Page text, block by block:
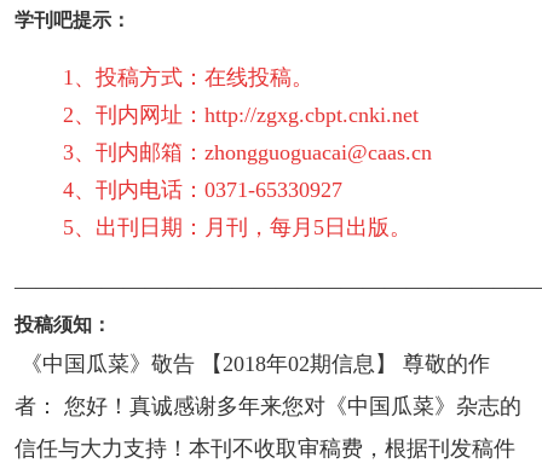
学刊吧提示：
1、投稿方式：在线投稿。
2、刊内网址：http://zgxg.cbpt.cnki.net
3、刊内邮箱：zhongguoguacai@caas.cn
4、刊内电话：0371-65330927
5、出刊日期：月刊，每月5日出版。
投稿须知：
《中国瓜菜》敬告 【2018年02期信息】 尊敬的作
者： 您好！真诚感谢多年来您对《中国瓜菜》杂志的
信任与大力支持！本刊不收取审稿费，根据刊发稿件